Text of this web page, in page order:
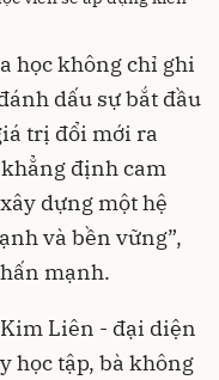
học không chỉ ghi
dấu sự bắt đầu
trị đổi mới ra
định cam
dựng một hệ
và bền vững”,
mạnh.
Liên - đại diện
học tập, bà không